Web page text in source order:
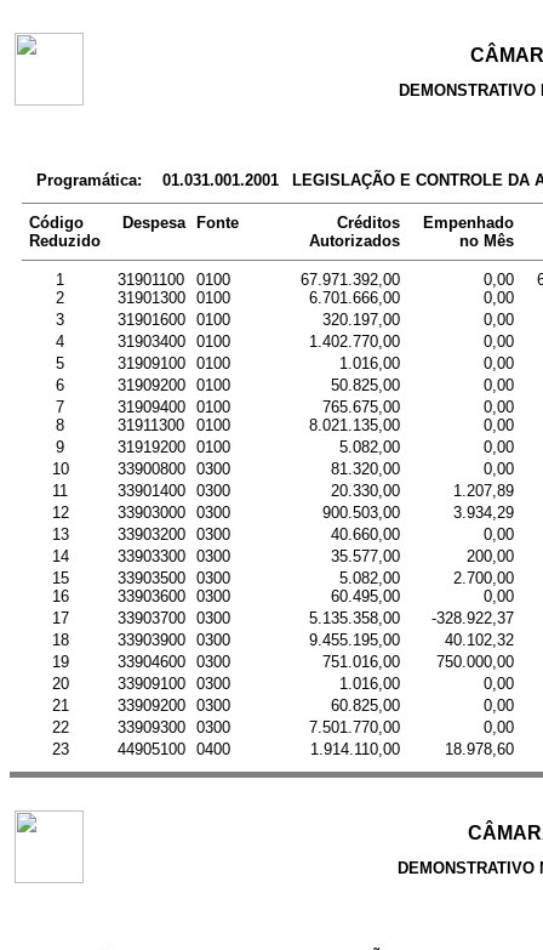
Programática: 01.031.001.2001 LEGISLAÇÃO E CONTROLE DA
Código
Reduzido
Despesa Fonte
Créditos
Autorizados
Empenhado
no Mês
1 31901100 0100 67.971.392,00 0,00
2
31901300 0100 6.701.666,00
0,00
3
31901600 0100 320.197,00
0,00
4
31903400 0100 1.402.770,00
0,00
5
31909100 0100 1.016,00
0,00
6
31909200 0100 50.825,00
0,00
7
31909400 0100 765.675,00
0,00
8
31911300 0100 8.021.135,00
0,00
9
31919200 0100 5.082,00
0,00
10
33900800 0300 81.320,00
0,00
11
33901400 0300 20.330,00
1.207,89
12
33903000 0300 900.503,00
3.934,29
13
33903200 0300 40.660,00
0,00
14
33903300 0300 35.577,00
200,00
15
33903500 0300 5.082,00
2.700,00
16
33903600 0300 60.495,00
0,00
17
33903700 0300 5.135.358,00
-328.922,37
18
33903900 0300 9.455.195,00
40.102,32
19
33904600 0300 751.016,00
750.000,00
20
33909100 0300 1.016,00
0,00
21
33909200 0300 60.825,00
0,00
22
33909300 0300 7.501.770,00
0,00
23
44905100 0400 1.914.110,00 18.978,60